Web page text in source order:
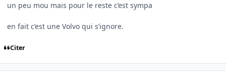
un peu mou mais pour le reste c’est sympa
en fait c’est une Volvo qui s’ignore.
Citer